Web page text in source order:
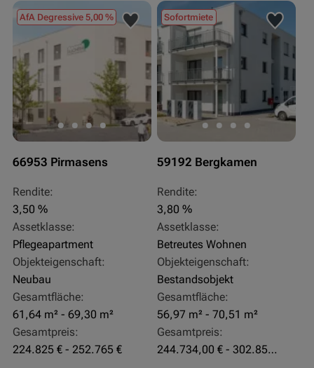
AfA Degressive 5,00 %
66953 Pirmasens
Rendite:
3,50 %
Assetklasse:
Pflegeapartment
Objekteigenschaft:
Neubau
Gesamtfläche:
61,64 m² - 69,30 m²
Gesamtpreis:
224.825 € - 252.765 €
Sofortmiete
59192 Bergkamen
Rendite:
3,80 %
Assetklasse:
Betreutes Wohnen
Objekteigenschaft:
Bestandsobjekt
Gesamtfläche:
56,97 m² - 70,51 m²
Gesamtpreis:
244.734,00 € - 302.855,00 €